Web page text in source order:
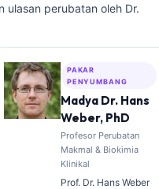
ulasan perubatan oleh Dr.
PAKAR
PENYUMBANG
Madya Dr. Hans
Weber, PhD
Profesor Perubatan
Makmal & Biokimia
Klinikal
Prof. Dr. Hans Weber